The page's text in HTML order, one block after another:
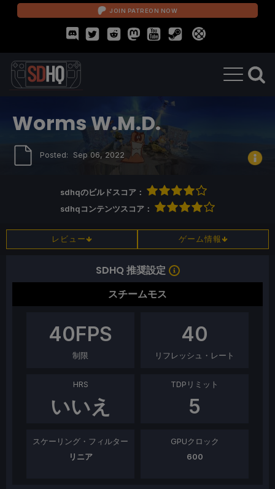
JOIN PATREON NOW
Worms W.M.D.
Posted: Sep 06, 2022
sdhqのビルドスコア：
sdhqコンテンツスコア：
レビュー ゲーム情報
SDHQ 推奨設定
スチームモス
40FPS
制限
40
リフレッシュ・レート
HRS
いいえ
TDPリミット
5
スケーリング・フィルター
リニア
GPUクロック
600